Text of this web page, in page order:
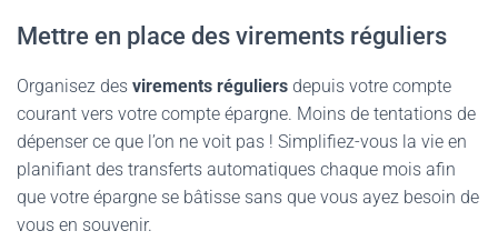
Mettre en place des virements réguliers
Organisez des virements réguliers depuis votre compte
courant vers votre compte épargne. Moins de tentations de
dépenser ce que l’on ne voit pas ! Simplifiez-vous la vie en
planifiant des transferts automatiques chaque mois afin
que votre épargne se bâtisse sans que vous ayez besoin de
vous en souvenir.